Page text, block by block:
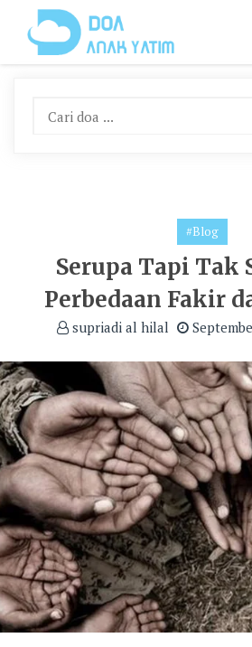
Content
#Blog
Serupa Tapi Tak
Perbedaan Fakir
supriadi al hilal